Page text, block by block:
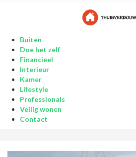
Buiten
Doe het zelf
Financieel
Interieur
Kamer
Lifestyle
Professionals
Veilig wonen
Contact